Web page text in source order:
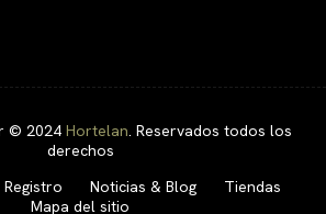
© 2024 Hortelan. Reservados todos los
derechos
Registro Noticias & Blog
Tiendas
Mapa del sitio